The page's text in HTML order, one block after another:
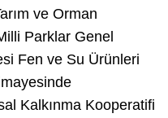
ve Orman
Parklar Genel
Fen ve Su Ürünleri
Kalkınma Kooperatifi